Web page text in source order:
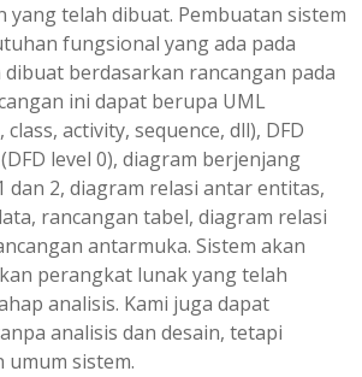
yang telah dibuat. Pembuatan sistem
fungsional yang ada pada
berdasarkan rancangan pada
ini dapat berupa UML
activity, sequence, dll), DFD
level 0), diagram berjenjang
dan 2, diagram relasi antar entitas,
rancangan tabel, diagram relasi
antarmuka. Sistem akan
perangkat lunak yang telah
analisis. Kami juga dapat
analisis dan desain, tetapi
umum sistem.